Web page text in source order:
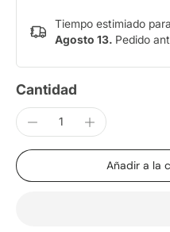
Tiempo estimiado
Agosto 13. Pedido
Cantidad
Añadir a la